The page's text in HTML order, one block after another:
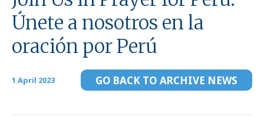
Únete a nosotros en la
oración por Perú
1 April 2023 GO BACK TO ARCHIVE NEWS